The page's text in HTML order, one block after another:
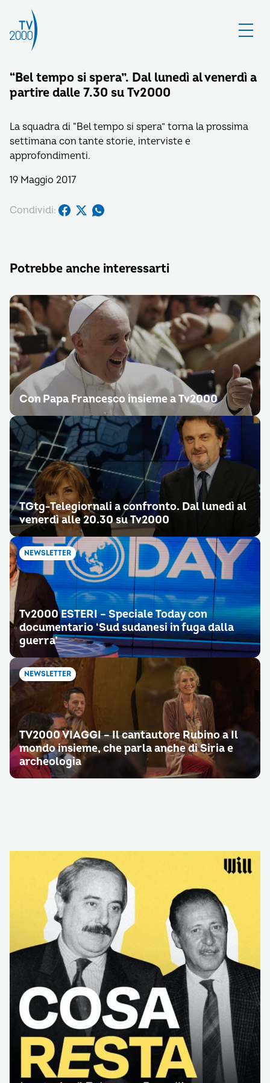
“Bel tempo si spera”. Dal lunedì al venerdì a
partire dalle 7.30 su Tv2000
La squadra di “Bel tempo si spera” torna la prossima
settimana con tante storie, interviste e
approfondimenti.
19 Maggio 2017
Condividi:
Potrebbe anche interessarti
Con Papa Francesco insieme a Tv2000
TGtg-Telegiornali a confronto. Dal lunedì al
venerdì alle 20.30 su Tv2000
NEWSLETTER
Tv2000 ESTERI – Speciale Today con
documentario ‘Sud sudanesi in fuga dalla
guerra’
NEWSLETTER
TV2000 VIAGGI – Il cantautore Rubino a Il
mondo insieme, che parla anche di Siria e
archeologia